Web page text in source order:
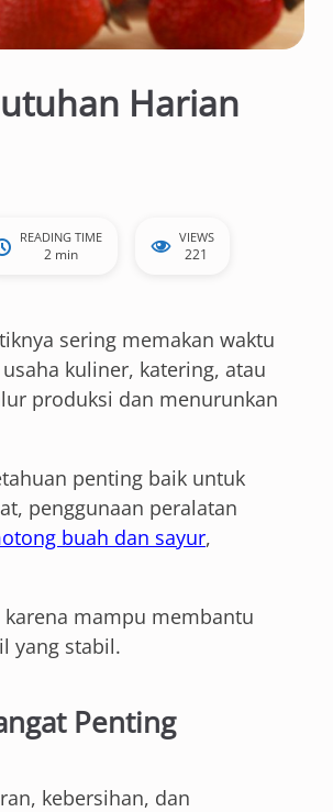
Harian
READING TIME
2 min
VIEWS
221
sering memakan waktu
kuliner, katering, atau
produksi dan menurunkan
penting baik untuk
penggunaan peralatan
buah dan sayur,
mampu membantu
yang stabil.
Penting
kebersihan, dan